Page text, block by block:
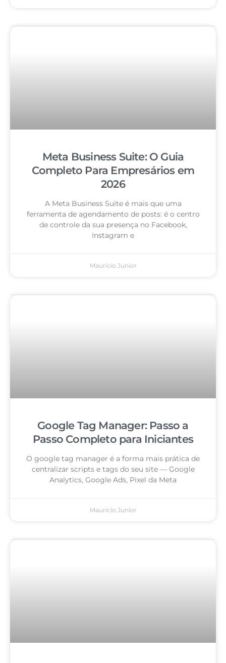
Meta Business Suite: O Guia
Completo Para Empresários em
2026
A Meta Business Suite é mais que uma
ferramenta de agendamento de posts: é o centro
de controle da sua presença no Facebook,
Instagram e
Mauricio Junior
Google Tag Manager: Passo a
Passo Completo para Iniciantes
O google tag manager é a forma mais prática de
centralizar scripts e tags do seu site — Google
Analytics, Google Ads, Pixel da Meta
Mauricio Junior